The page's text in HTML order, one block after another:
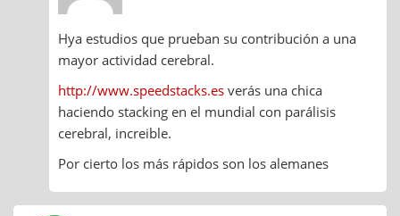
Hya estudios que prueban su contribución a una
mayor actividad cerebral.
http://www.speedstacks.es verás una chica
haciendo stacking en el mundial con parálisis
cerebral, increible.
Por cierto los más rápidos son los alemanes